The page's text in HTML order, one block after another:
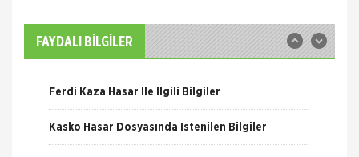
akışı içinde uğrayabileceğiniz pek çok kaza
nedeniyle sizin ve aileniz
Sompo Sigorta
Bireysel Genişletilmiş Kasko Otomobiliniz,
yaşamınızın artık vazgeçilmezlerinden biri.
Dilediğiniz yere, dilediğiniz zamanda gidebilme
özgürlüğüne sahipsiniz. M
FAYDALI BİLGİLER
Trafik Hasarı için Gerekli Bilgiler
Yangın Hasarı ile ilgili Bilgiler
Ferdi Kaza Hasar İle İlgili Bilgiler
Kasko Hasar Dosyasında İstenilen Bilgiler